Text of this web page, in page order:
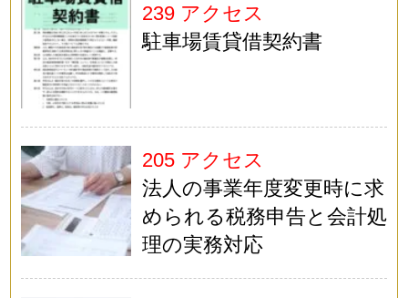
239 アクセス
駐車場賃貸借契約書
205 アクセス
法人の事業年度変更時に求
められる税務申告と会計処
理の実務対応